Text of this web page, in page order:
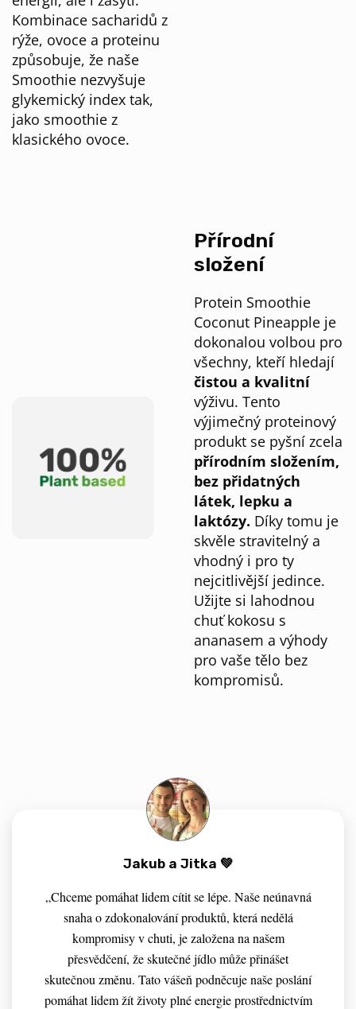
Kombinace sacharidů z
rýže, ovoce a proteinu
způsobuje, že naše
Smoothie nezvyšuje
glykemický index tak,
jako smoothie z
klasického ovoce.
Přírodní
složení
Protein Smoothie
Coconut Pineapple je
dokonalou volbou pro
všechny, kteří hledají
čistou a kvalitní
výživu. Tento
výjimečný proteinový
produkt se pyšní zcela
přírodním složením,
bez přidatných
látek, lepku a
laktózy. Díky tomu je
skvěle stravitelný a
vhodný i pro ty
nejcitlivější jedince.
Užijte si lahodnou
chuť kokosu s
ananasem a výhody
pro vaše tělo bez
kompromisů.
Jakub a Jitka 💚
„Chceme pomáhat lidem cítit se lépe. Naše neúnavná
snaha o zdokonalování produktů, která nedělá
kompromisy v chuti, je založena na našem
přesvědčení, že skutečné jídlo může přinášet
skutečnou změnu. Tato vášeň podněcuje naše poslání
pomáhat lidem žít životy plné energie prostřednictvím